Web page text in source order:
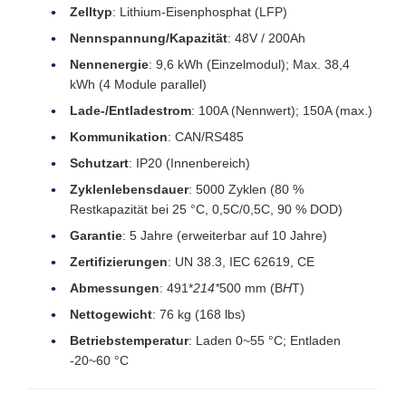
Zelltyp: Lithium-Eisenphosphat (LFP)
Nennspannung/Kapazität: 48V / 200Ah
Nennenergie: 9,6 kWh (Einzelmodul); Max. 38,4
kWh (4 Module parallel)
Lade-/Entladestrom: 100A (Nennwert); 150A (max.)
Kommunikation: CAN/RS485
Schutzart: IP20 (Innenbereich)
Zyklenlebensdauer: 5000 Zyklen (80 %
Restkapazität bei 25 °C, 0,5C/0,5C, 90 % DOD)
Garantie: 5 Jahre (erweiterbar auf 10 Jahre)
Zertifizierungen: UN 38.3, IEC 62619, CE
Abmessungen: 491*214*500 mm (BHT)
Nettogewicht: 76 kg (168 lbs)
Betriebstemperatur: Laden 0~55 °C; Entladen
-20~60 °C